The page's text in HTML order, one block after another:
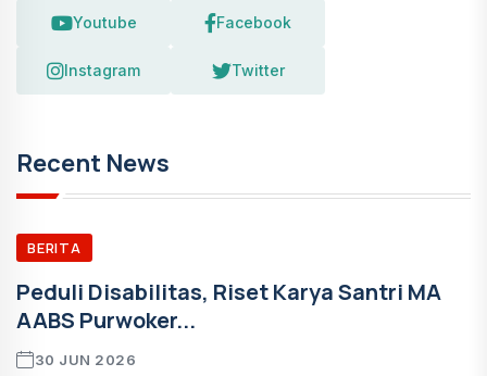
Youtube Facebook
Instagram Twitter
Recent News
BERITA
Peduli Disabilitas, Riset Karya Santri MA
AABS Purwoker...
30 JUN 2026